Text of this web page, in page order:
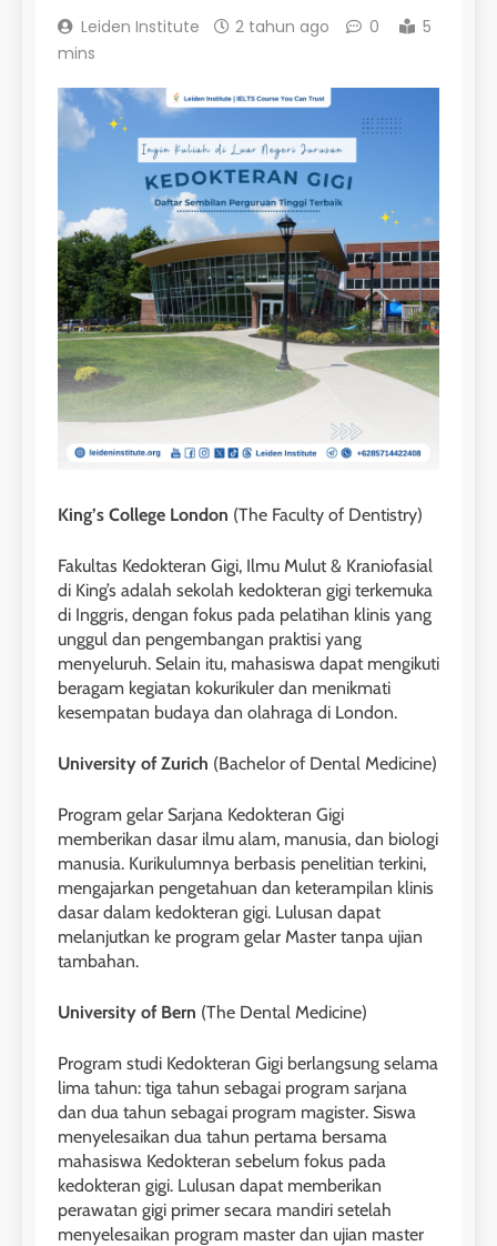
Leiden Institute 2 tahun ago 0
5
mins
King’s College London (The Faculty of Dentistry)
Fakultas Kedokteran Gigi, Ilmu Mulut & Kraniofasial
di King’s adalah sekolah kedokteran gigi terkemuka
di Inggris, dengan fokus pada pelatihan klinis yang
unggul dan pengembangan praktisi yang
menyeluruh. Selain itu, mahasiswa dapat mengikuti
beragam kegiatan kokurikuler dan menikmati
kesempatan budaya dan olahraga di London.
University of Zurich (Bachelor of Dental Medicine)
Program gelar Sarjana Kedokteran Gigi
memberikan dasar ilmu alam, manusia, dan biologi
manusia. Kurikulumnya berbasis penelitian terkini,
mengajarkan pengetahuan dan keterampilan klinis
dasar dalam kedokteran gigi. Lulusan dapat
melanjutkan ke program gelar Master tanpa ujian
tambahan.
University of Bern (The Dental Medicine)
Program studi Kedokteran Gigi berlangsung selama
lima tahun: tiga tahun sebagai program sarjana
dan dua tahun sebagai program magister. Siswa
menyelesaikan dua tahun pertama bersama
mahasiswa Kedokteran sebelum fokus pada
kedokteran gigi. Lulusan dapat memberikan
perawatan gigi primer secara mandiri setelah
menyelesaikan program master dan ujian master